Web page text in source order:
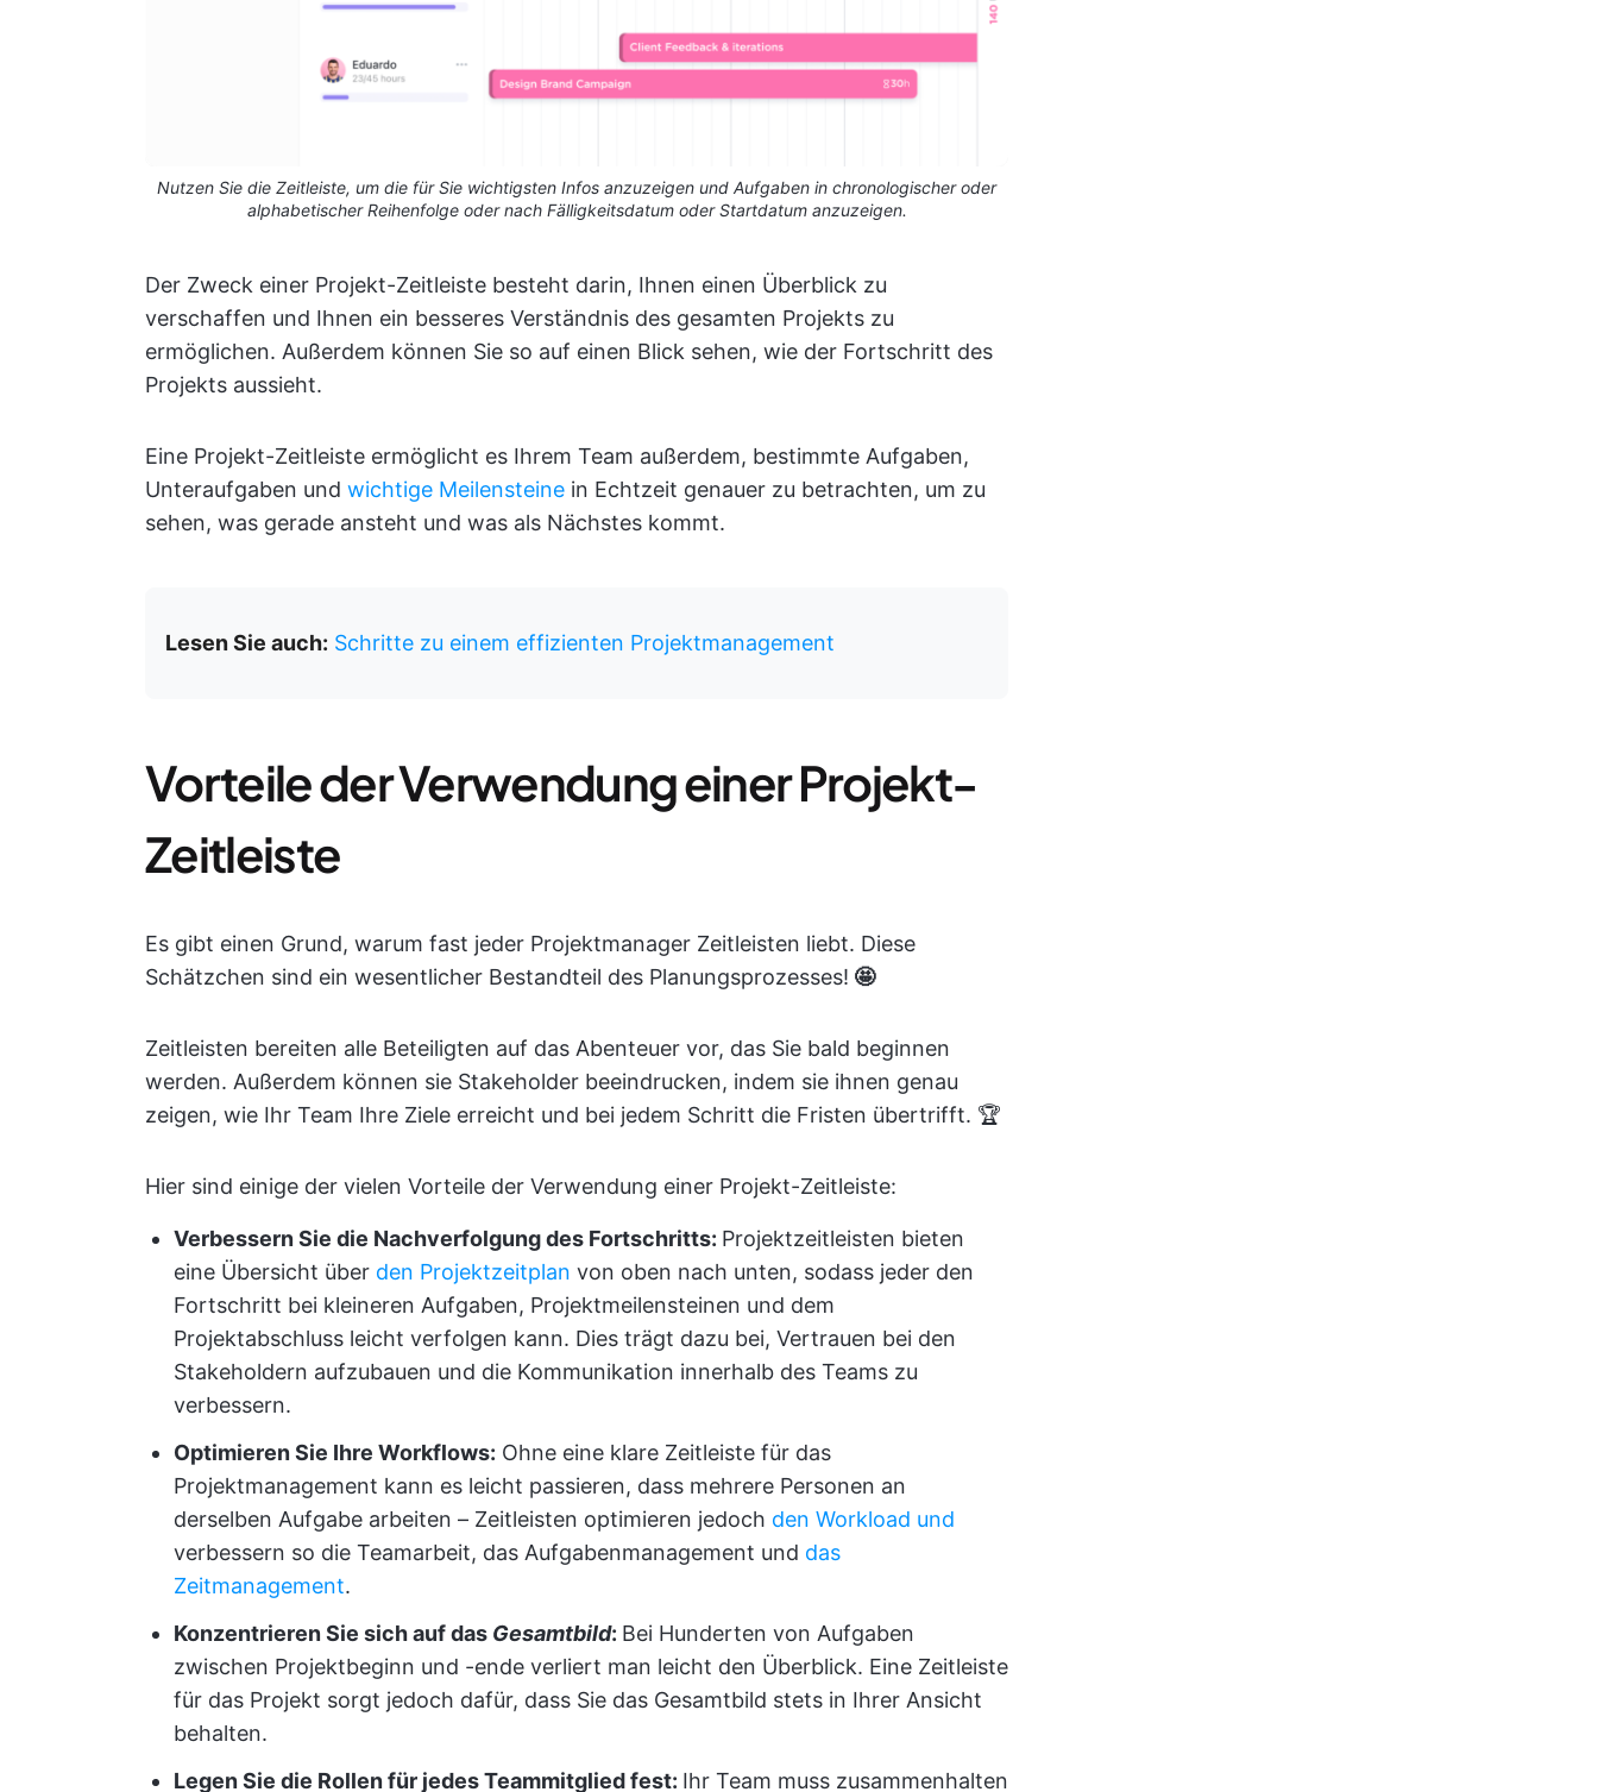
Nutzen Sie die Zeitleiste, um die für Sie wichtigsten Infos anzuzeigen und Aufgaben in chronologischer oder
alphabetischer Reihenfolge oder nach Fälligkeitsdatum oder Startdatum anzuzeigen.
Der Zweck einer Projekt-Zeitleiste besteht darin, Ihnen einen Überblick zu
verschaffen und Ihnen ein besseres Verständnis des gesamten Projekts zu
ermöglichen. Außerdem können Sie so auf einen Blick sehen, wie der Fortschritt des
Projekts aussieht.
Eine Projekt-Zeitleiste ermöglicht es Ihrem Team außerdem, bestimmte Aufgaben,
Unteraufgaben und wichtige Meilensteine in Echtzeit genauer zu betrachten, um zu
sehen, was gerade ansteht und was als Nächstes kommt.
Lesen Sie auch: Schritte zu einem effizienten Projektmanagement
Vorteile der Verwendung einer Projekt-
Zeitleiste
Es gibt einen Grund, warum fast jeder Projektmanager Zeitleisten liebt. Diese
Schätzchen sind ein wesentlicher Bestandteil des Planungsprozesses! 🤩
Zeitleisten bereiten alle Beteiligten auf das Abenteuer vor, das Sie bald beginnen
werden. Außerdem können sie Stakeholder beeindrucken, indem sie ihnen genau
zeigen, wie Ihr Team Ihre Ziele erreicht und bei jedem Schritt die Fristen übertrifft. 🏆
Hier sind einige der vielen Vorteile der Verwendung einer Projekt-Zeitleiste:
Verbessern Sie die Nachverfolgung des Fortschritts: Projektzeitleisten bieten
eine Übersicht über den Projektzeitplan von oben nach unten, sodass jeder den
Fortschritt bei kleineren Aufgaben, Projektmeilensteinen und dem
Projektabschluss leicht verfolgen kann. Dies trägt dazu bei, Vertrauen bei den
Stakeholdern aufzubauen und die Kommunikation innerhalb des Teams zu
verbessern.
Optimieren Sie Ihre Workflows: Ohne eine klare Zeitleiste für das
Projektmanagement kann es leicht passieren, dass mehrere Personen an
derselben Aufgabe arbeiten – Zeitleisten optimieren jedoch den Workload und
verbessern so die Teamarbeit, das Aufgabenmanagement und das
Zeitmanagement.
Konzentrieren Sie sich auf das Gesamtbild: Bei Hunderten von Aufgaben
zwischen Projektbeginn und -ende verliert man leicht den Überblick. Eine Zeitleiste
für das Projekt sorgt jedoch dafür, dass Sie das Gesamtbild stets in Ihrer Ansicht
behalten.
Legen Sie die Rollen für jedes Teammitglied fest: Ihr Team muss zusammenhalten